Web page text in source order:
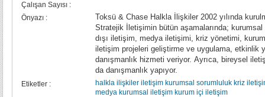
Çalışan Sayısı :
Önyazı :
Toksü & Chase Halkla İlişkiler 2002 yılında
Stratejik İletişimin bütün aşamalarında;
dışı iletişim, medya iletişimi, kriz yönetimi,
iletişim projeleri geliştirme ve uygulama, etkinlik
danışmanlık hizmeti veriyor. Ayrıca, bireysel
da danışmanlık yapıyor.
Etiketler : halkla ilişkiler iletişim kurumsal sorumluluk kriz
medya kurumsal iletişim kurum içi iletişim